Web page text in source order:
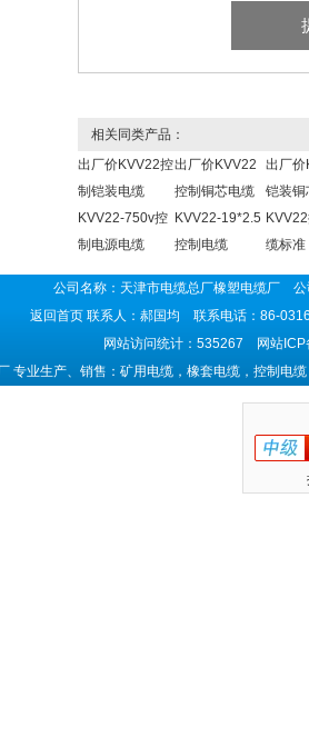
相关同类产品：
出厂价KVV22控
制铠装电缆
KVV22-750v控
制电源电缆
出厂价KVV22
控制铜芯电缆
KVV22-19*2.5
控制电缆
出厂
铠装铜
缆标准
公司名称：天津市电缆总厂橡塑电缆厂
返回首页联系人：郝国均 联系电话：86-
网站访问统计：535267 网站ICP
专业生产、销售：矿用电缆，橡套电缆，控制电